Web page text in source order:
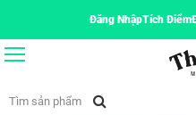
Đăng NhậpTích Điểm